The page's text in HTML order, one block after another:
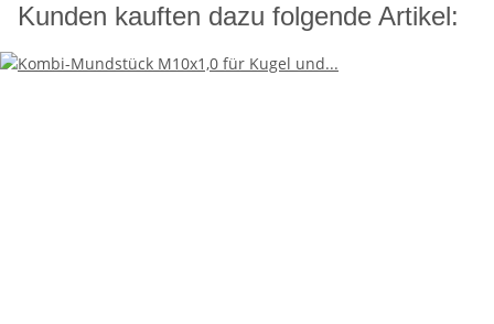
Kunden kauften dazu folgende Artikel: